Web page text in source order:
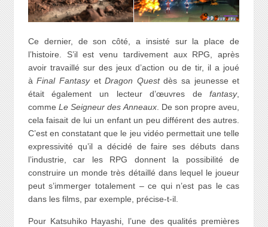
Ce dernier, de son côté, a insisté sur la place de
l’histoire. S’il est venu tardivement aux RPG, après
avoir travaillé sur des jeux d’action ou de tir, il a joué
àFinal FantasyetDragon Questdès sa jeunesse et
était également un lecteur d’œuvres defantasy,
commeLe Seigneur des Anneaux. De son propre aveu,
cela faisait de lui un enfant un peu différent des autres.
C’est en constatant que le jeu vidéo permettait une telle
expressivité qu’il a décidé de faire ses débuts dans
l’industrie, car les RPG donnent la possibilité de
construire un monde très détaillé dans lequel le joueur
peut s’immerger totalement – ce qui n’est pas le cas
dans les films, par exemple, précise-t-il.
Pour Katsuhiko Hayashi, l’une des qualités premières